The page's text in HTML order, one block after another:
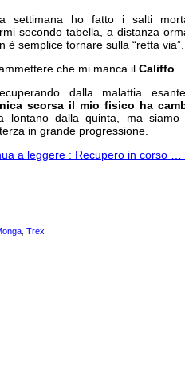
settimana ho fatto i salti
secondo tabella, a distanza
è semplice tornare sulla “retta via”.
che mi manca ilCaliffo
dalla malattia
scorsa il mio fisico ha
lontano dalla quinta, ma siamo
in grande progressione.
a leggere : Recupero in corso …
,Trex